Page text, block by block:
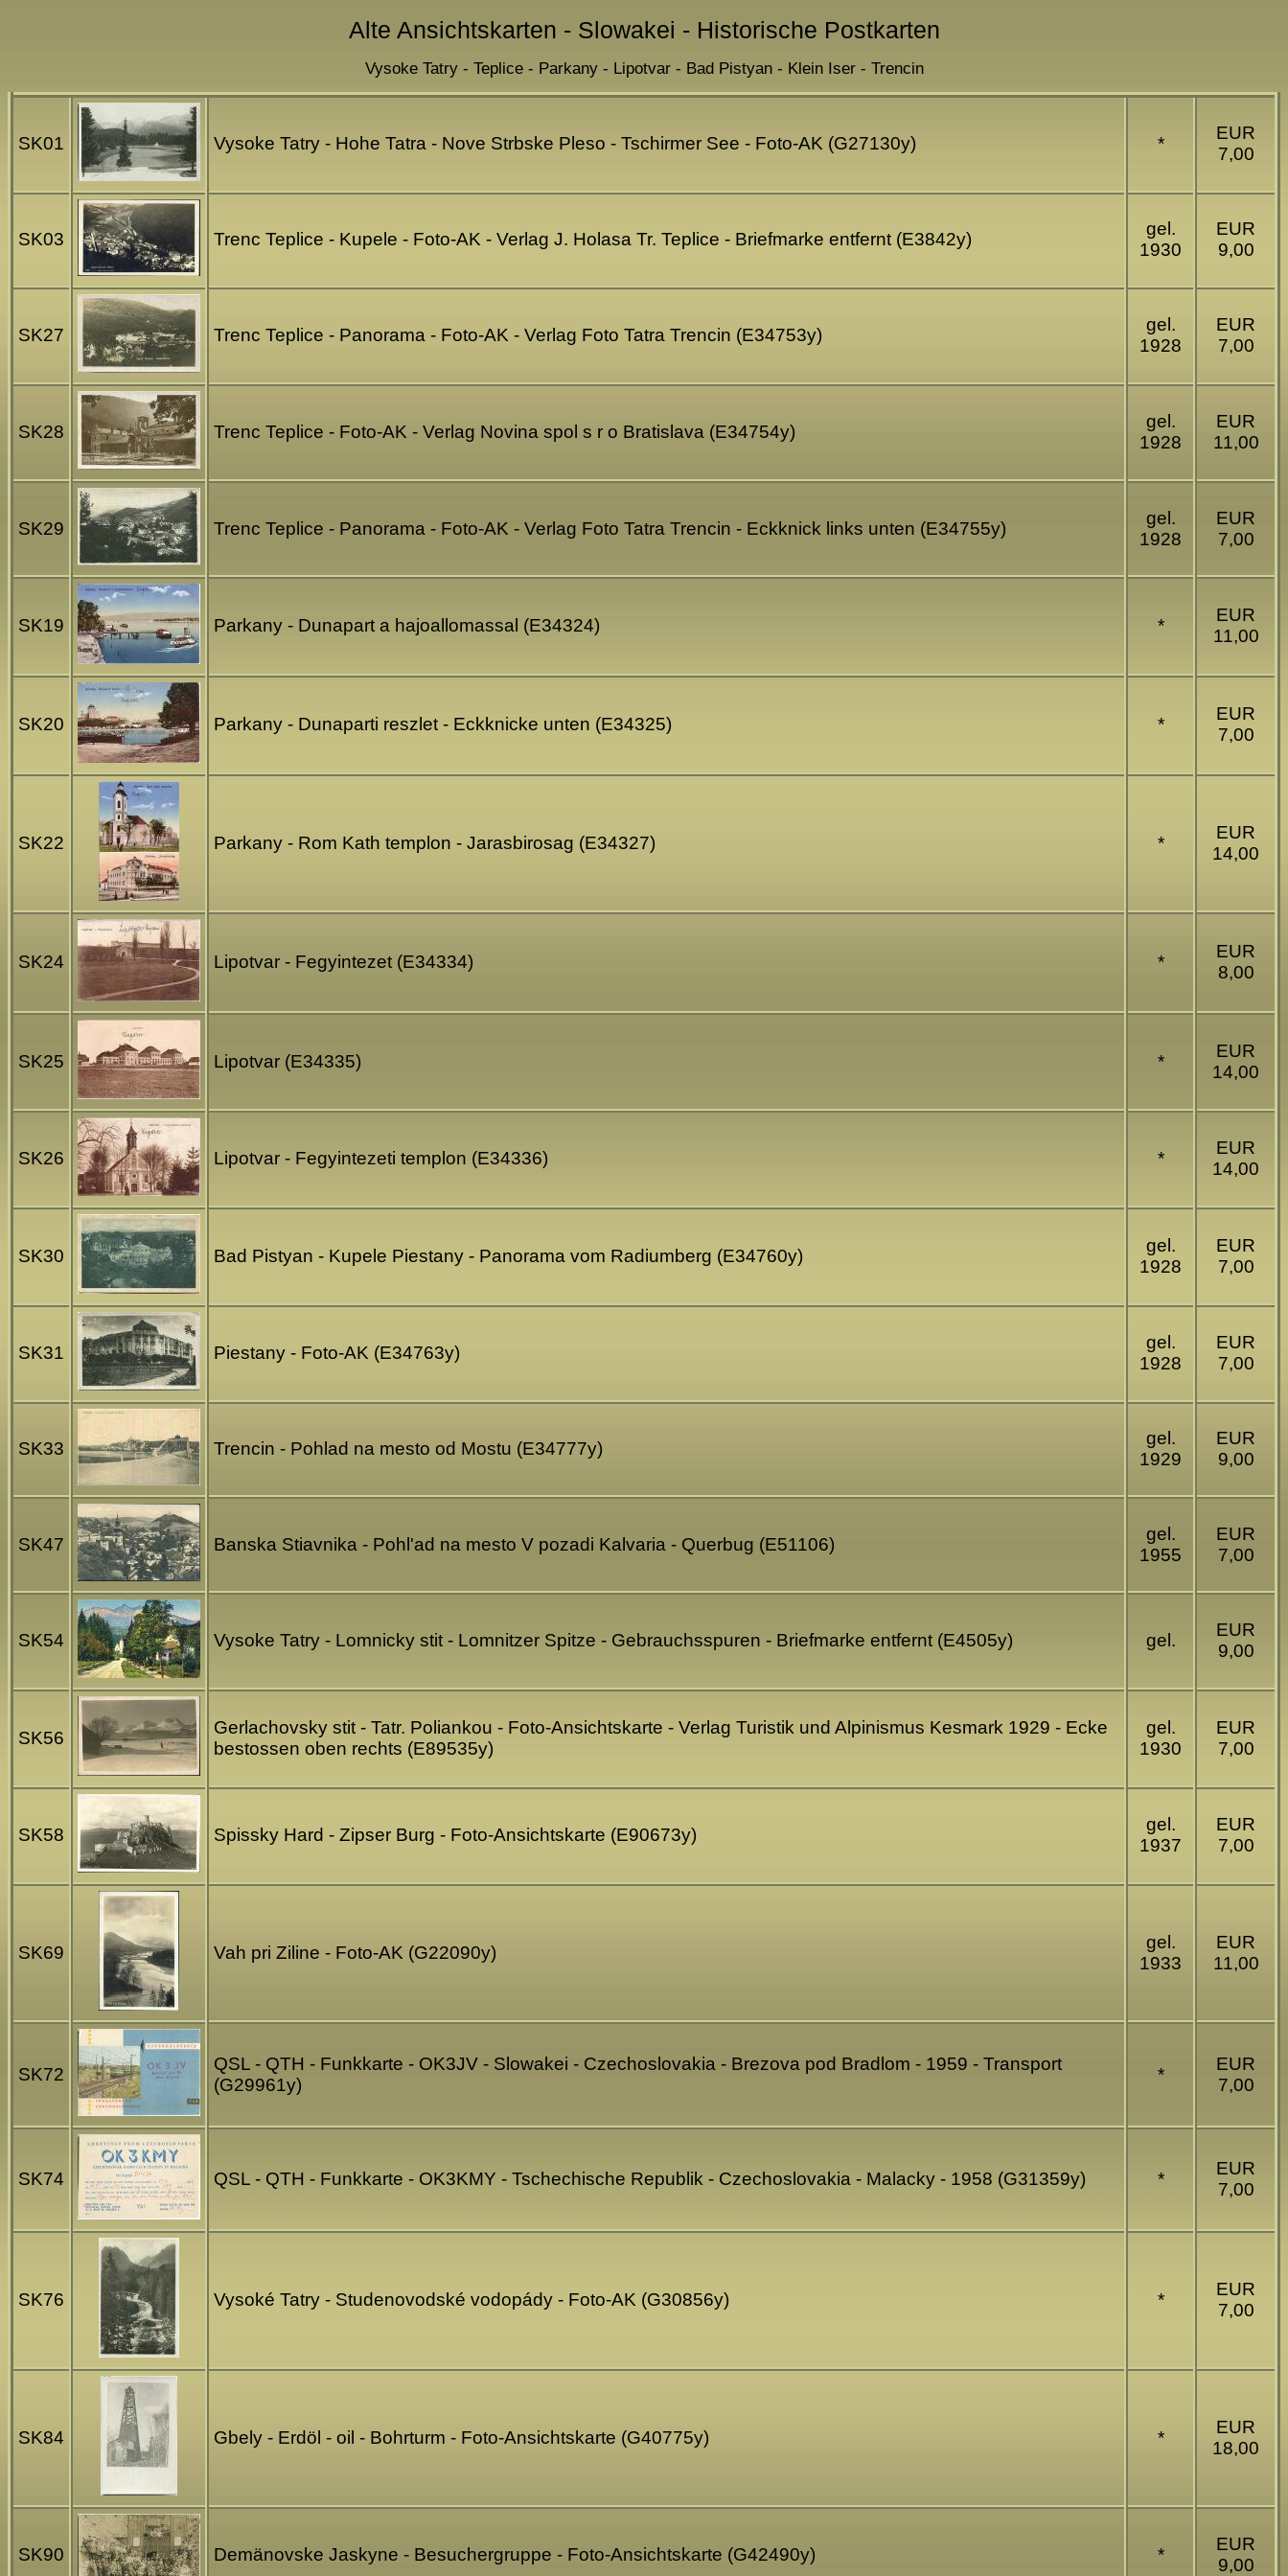
Alte Ansichtskarten - Slowakei - Historische Postkarten
Vysoke Tatry - Teplice - Parkany - Lipotvar - Bad Pistyan - Klein Iser - Trencin
SK01 Vysoke Tatry - Hohe Tatra - Nove Strbske Pleso - Tschirmer See - Foto-AK (G27130y) *
EUR
7,00
SK03 Trenc Teplice - Kupele - Foto-AK - Verlag J. Holasa Tr. Teplice - Briefmarke entfernt (E3842y)
gel.
1930
EUR
9,00
SK27 Trenc Teplice - Panorama - Foto-AK - Verlag Foto Tatra Trencin (E34753y)
gel.
1928
EUR
7,00
SK28 Trenc Teplice - Foto-AK - Verlag Novina spol s r o Bratislava (E34754y)
gel.
1928
EUR
11,00
SK29 Trenc Teplice - Panorama - Foto-AK - Verlag Foto Tatra Trencin - Eckknick links unten (E34755y)
gel.
1928
EUR
7,00
SK19 Parkany - Dunapart a hajoallomassal (E34324) *
EUR
11,00
SK20 Parkany - Dunaparti reszlet - Eckknicke unten (E34325) *
EUR
7,00
SK22 Parkany - Rom Kath templon - Jarasbirosag (E34327) *
EUR
14,00
SK24 Lipotvar - Fegyintezet (E34334) *
EUR
8,00
SK25 Lipotvar (E34335) *
EUR
14,00
SK26 Lipotvar - Fegyintezeti templon (E34336) *
EUR
14,00
SK30 Bad Pistyan - Kupele Piestany - Panorama vom Radiumberg (E34760y)
gel.
1928
EUR
7,00
SK31 Piestany - Foto-AK (E34763y)
gel.
1928
EUR
7,00
SK33 Trencin - Pohlad na mesto od Mostu (E34777y)
gel.
1929
EUR
9,00
SK47 Banska Stiavnika - Pohl'ad na mesto V pozadi Kalvaria - Querbug (E51106)
gel.
1955
EUR
7,00
SK54 Vysoke Tatry - Lomnicky stit - Lomnitzer Spitze - Gebrauchsspuren - Briefmarke entfernt (E4505y) gel.
EUR
9,00
SK56
Gerlachovsky stit - Tatr. Poliankou - Foto-Ansichtskarte - Verlag Turistik und Alpinismus Kesmark 1929 - Ecke
bestossen oben rechts (E89535y)
gel.
1930
EUR
7,00
SK58 Spissky Hard - Zipser Burg - Foto-Ansichtskarte (E90673y)
gel.
1937
EUR
7,00
SK69 Vah pri Ziline - Foto-AK (G22090y)
gel.
1933
EUR
11,00
SK72
QSL - QTH - Funkkarte - OK3JV - Slowakei - Czechoslovakia - Brezova pod Bradlom - 1959 - Transport
(G29961y)
*
EUR
7,00
SK74 QSL - QTH - Funkkarte - OK3KMY - Tschechische Republik - Czechoslovakia - Malacky - 1958 (G31359y) *
EUR
7,00
SK76 Vysoké Tatry - Studenovodské vodopády - Foto-AK (G30856y) *
EUR
7,00
SK84 Gbely - Erdöl - oil - Bohrturm - Foto-Ansichtskarte (G40775y) *
EUR
18,00
SK90 Demänovske Jaskyne - Besuchergruppe - Foto-Ansichtskarte (G42490y) *
EUR
9,00